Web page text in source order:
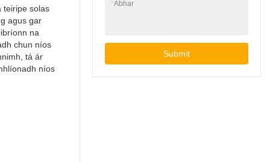
teiripe solas
agus gar
na
chun níos
tá ár
níos
*Ábhar
Submit